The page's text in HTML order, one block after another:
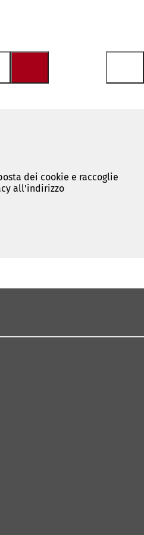
dei cookie e raccoglie
all'indirizzo